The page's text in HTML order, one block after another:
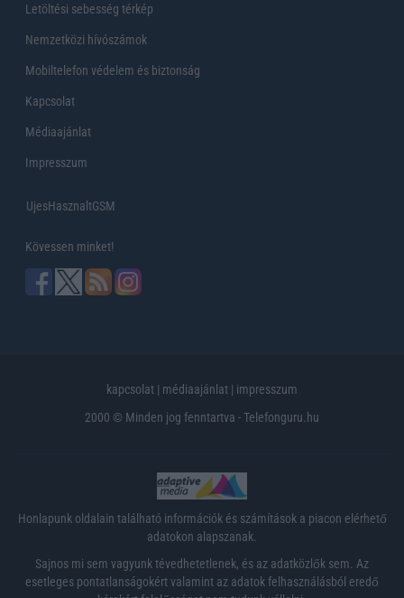
Letöltési sebesség térkép
Nemzetközi hívószámok
Mobiltelefon védelem és biztonság
Kapcsolat
Médiaajánlat
Impresszum
UjesHasznaltGSM
Kövessen minket!
kapcsolat | médiaajánlat | impresszum
2000 © Minden jog fenntartva - Telefonguru.hu
Honlapunk oldalain található információk és számítások a piacon elérhető
adatokon alapszanak.
Sajnos mi sem vagyunk tévedhetetlenek, és az adatközlők sem. Az
esetleges pontatlanságokért valamint az adatok felhasználásból eredő